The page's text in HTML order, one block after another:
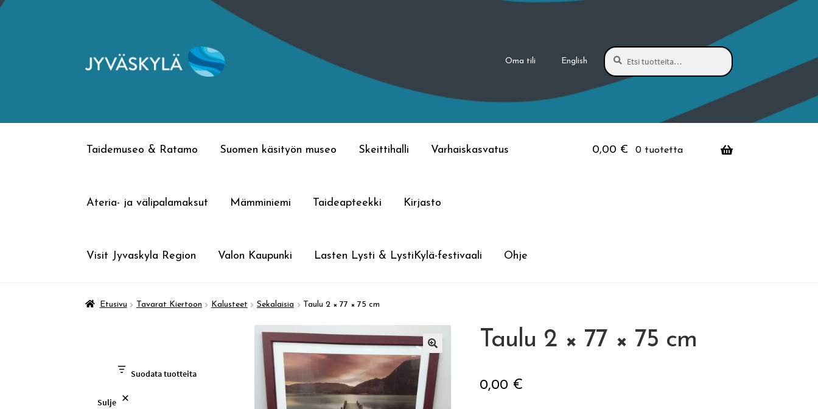
Siirry
Siirry
Oma tili English
Etsi:
Haku
Taidemuseo & Ratamo Suomen käsityön museo Skeittihalli Varhaiskasvatus
Ateria- ja välipalamaksut Mämminiemi Taideapteekki Kirjasto
Visit Jyvaskyla Region Valon Kaupunki Lasten Lysti & LystiKylä-festivaali Ohje
0,00 € 0 tuotetta
Etusivu Tavarat Kiertoon Kalusteet Sekalaisia Taulu 2 × 77 × 75 cm
🔍
Taulu 2 × 77 × 75 cm
0,00 €
Suodata tuotteita
Sulje